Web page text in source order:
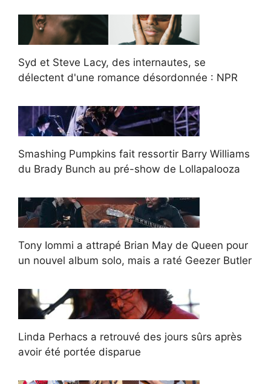
Syd et Steve Lacy, des internautes, se
délectent d'une romance désordonnée : NPR
Smashing Pumpkins fait ressortir Barry Williams
du Brady Bunch au pré-show de Lollapalooza
Tony Iommi a attrapé Brian May de Queen pour
un nouvel album solo, mais a raté Geezer Butler
Linda Perhacs a retrouvé des jours sûrs après
avoir été portée disparue